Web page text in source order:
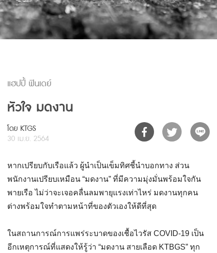
แฮปปี้ ฟินเดย์
หัวใจ มดงาน
โดย KTGS
30 เม.ย. 2564
หากเปรียบกับเรือแล้ว ผู้นำเป็นเข็มทิศชี้นำบอกทาง ส่วน
พนักงานเปรียบเหมือน “มดงาน” ที่มีความมุ่งมั่นพร้อมใจกัน
พายเรือ ไม่ว่าจะเจอคลื่นลมพายุแรงเท่าไหร่ มดงานทุกคน
ต่างพร้อมใจทำตามหน้าที่ของตัวเองให้ดีที่สุด
ในสถานการณ์การแพร่ระบาดของเชื้อไวรัส COVID-19 เป็น
อีกเหตุการณ์ที่แสดงให้รู้ว่า “มดงาน สายเลือด KTBGS” ทุก